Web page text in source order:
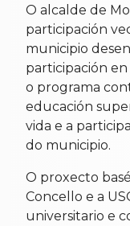
O alcalde de
participación
municipio
participación
o programa
educación
vida e a
do municipio.
O proxecto
Concello e a
universitario e